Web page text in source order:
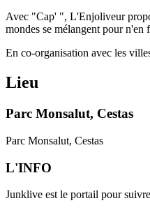
Avec "Cap' ", L'Enjoliveur
mondes se mélangent pour
En co-organisation avec les
Lieu
Parc Monsalut, Cestas
Parc Monsalut, Cestas
L'INFO
Junklive est le portail pour